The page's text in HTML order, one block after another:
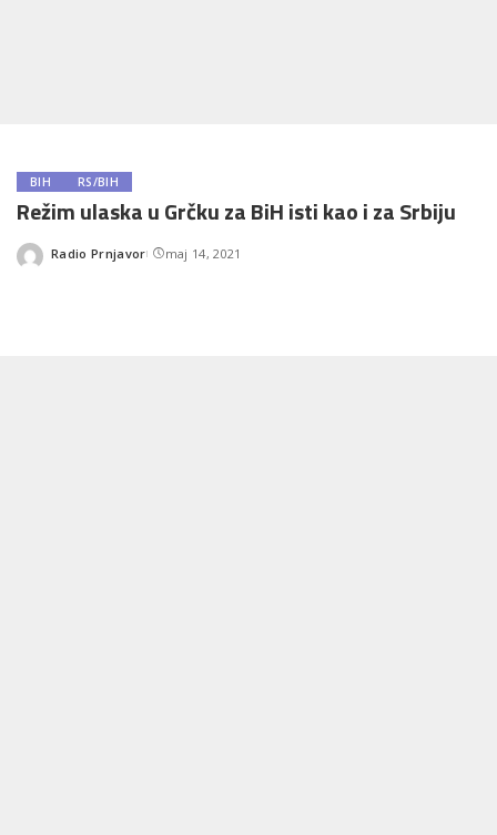
BIH RS/BIH
Režim ulaska u Grčku za BiH isti kao i za Srbiju
Posted
Radio Prnjavor maj 14, 2021